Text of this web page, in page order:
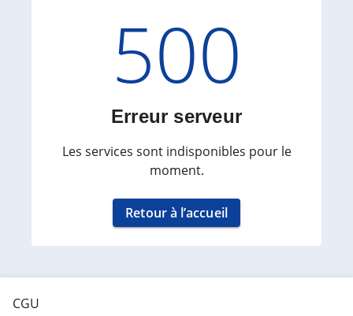
Code
500
Erreur serveur
Les services sont indisponibles pour le
moment.
Retour à l’accueil
CGU